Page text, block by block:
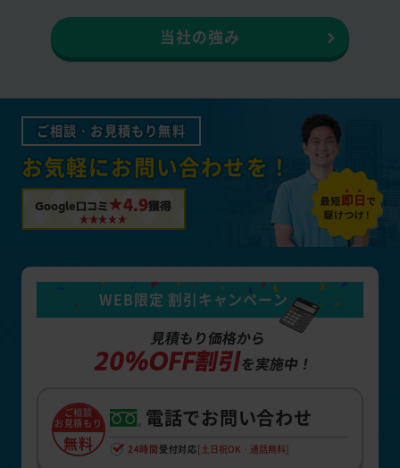
当社の強み
ご相談・お見積もり無料
お気軽にお問い合わせを！
Google口コミ ★4.9獲得
WEB限定 割引キャンペーン
見積もり価格から
20%OFF割引を実施中！
ご相談
お見積もり
無料
電話でお問い合わせ
24時間 受付対応 [土日祝OK・通話無料]